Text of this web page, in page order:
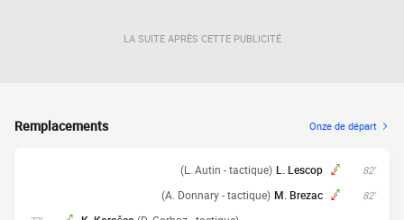
LA SUITE APRÈS CETTE PUBLICITÉ
Remplacements Onze de départ
82'
L. Lescop
(L. Autin - tactique)
82'
M. Brezac
(A. Donnary - tactique)